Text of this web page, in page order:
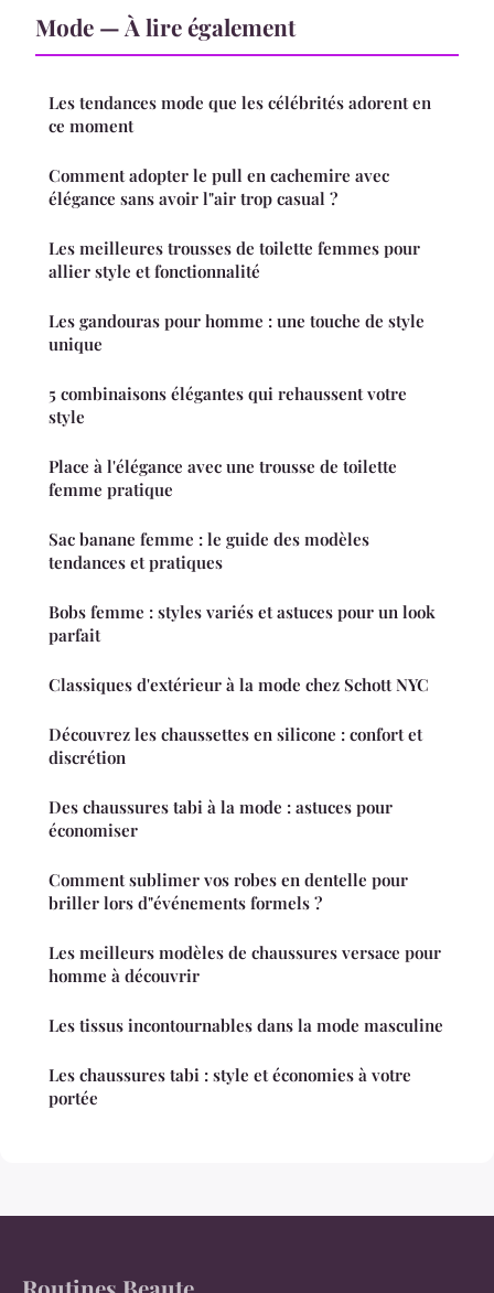
Mode — À lire également
Les tendances mode que les célébrités adorent en
ce moment
Comment adopter le pull en cachemire avec
élégance sans avoir l"air trop casual ?
Les meilleures trousses de toilette femmes pour
allier style et fonctionnalité
Les gandouras pour homme : une touche de style
unique
5 combinaisons élégantes qui rehaussent votre
style
Place à l'élégance avec une trousse de toilette
femme pratique
Sac banane femme : le guide des modèles
tendances et pratiques
Bobs femme : styles variés et astuces pour un look
parfait
Classiques d'extérieur à la mode chez Schott NYC
Découvrez les chaussettes en silicone : confort et
discrétion
Des chaussures tabi à la mode : astuces pour
économiser
Comment sublimer vos robes en dentelle pour
briller lors d"événements formels ?
Les meilleurs modèles de chaussures versace pour
homme à découvrir
Les tissus incontournables dans la mode masculine
Les chaussures tabi : style et économies à votre
portée